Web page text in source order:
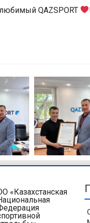
QAZSPORT
«Казахстанская